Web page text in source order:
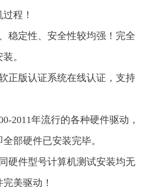
程！
稳定性、安全性较均强！完全
。
正版认证系统在线认证，支持
2011年流行的各种硬件驱动，
部硬件已安装完毕。
硬件型号计算机测试安装均无
美驱动！